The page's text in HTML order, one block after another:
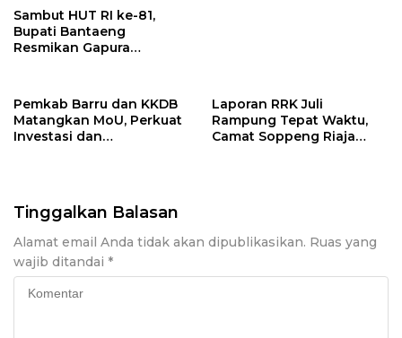
Sambut HUT RI ke-81,
Bupati Bantaeng
Resmikan Gapura
Pemkab Barru dan KKDB
Matangkan MoU, Perkuat
Investasi dan
Laporan RRK Juli
Rampung Tepat Waktu,
Camat Soppeng Riaja
Tinggalkan Balasan
Alamat email Anda tidak akan dipublikasikan. Ruas yang
wajib ditandai *